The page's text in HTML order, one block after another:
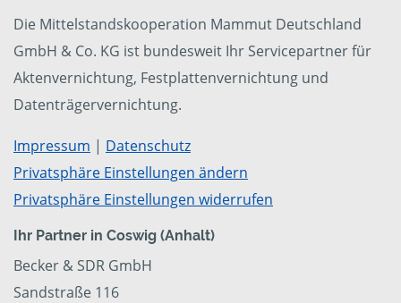
Die Mittelstandskooperation Mammut Deutschland
GmbH & Co. KG ist bundesweit Ihr Servicepartner für
Aktenvernichtung, Festplattenvernichtung und
Datenträgervernichtung.
Impressum | Datenschutz
Privatsphäre Einstellungen ändern
Privatsphäre Einstellungen widerrufen
Ihr Partner in Coswig (Anhalt)
Becker & SDR GmbH
Sandstraße 116